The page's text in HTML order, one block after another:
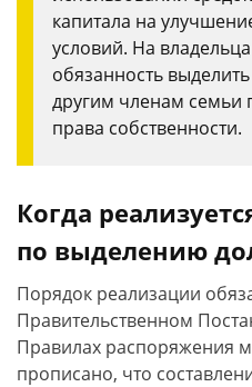
капитала на
условий. На владельца
обязанность
другим членам семьи
права собственности.
Когда
по выделению
Порядок реализации
Правительственном
Правилах распоряжения
прописано, что